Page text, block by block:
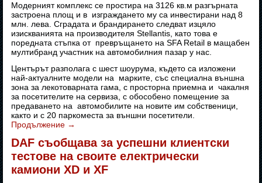
Модерният комплекс се простира на 3126 кв.м разгърната
застроена площ и в изграждането му са инвестирани над 8
млн. лева. Сградата и брандирането следват изцяло
изискванията на производителя Stellantis, като това е
поредната стъпка от превръщането на SFA Retail в мащабен
мултибранд участник на автомобилния пазар у нас.
Центърът разполага с шест шоурума, където са изложени
най-актуалните модели на марките, със специална външна
зона за лекотоварната гама, с просторна приемна и чакалня
за посетителите на сервиза, с обособено помещение за
предаването на автомобилите на новите им собственици,
както и с 20 паркоместа за външни посетители.
Продължение →
DAF съобщава за успешни клиентски
тестове на своите електрически
камиони XD и XF